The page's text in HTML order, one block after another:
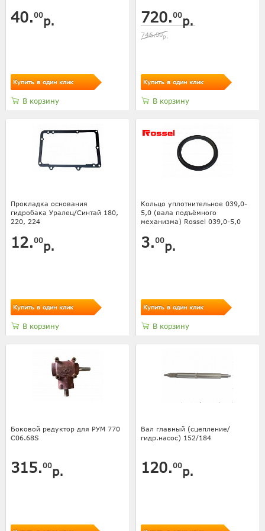
40.00р.
Купить в один клик
В корзину
720.00р.
746.50р.
Купить в один клик
В корзину
Прокладка основания
гидробака Уралец/Синтай 180,
220, 224
12.00р.
Купить в один клик
В корзину
Кольцо уплотнительное 039,0-
5,0 (вала подъёмного
механизма) Rossel 039,0-5,0
3.00р.
Купить в один клик
В корзину
Боковой редуктор для РУМ 770
C06.68S
315.00р.
Вал главный (сцепление/
гидр.насос) 152/184
120.00р.